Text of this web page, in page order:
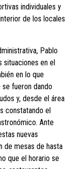
individuales y
de los locales
Pablo
situaciones en el
en lo que
fueron dando
y, desde el área
constatando el
Ante
nuevas
de mesas de hasta
que el horario se